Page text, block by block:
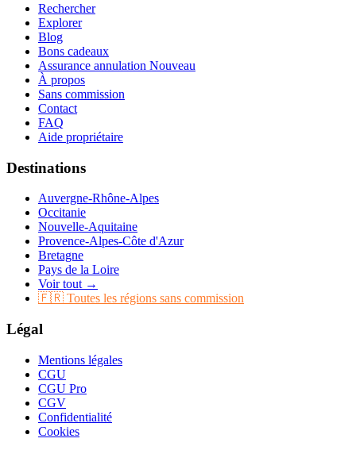
Rechercher
Explorer
Blog
Bons cadeaux
Assurance annulation Nouveau
À propos
Sans commission
Contact
FAQ
Aide propriétaire
Destinations
Auvergne-Rhône-Alpes
Occitanie
Nouvelle-Aquitaine
Provence-Alpes-Côte d'Azur
Bretagne
Pays de la Loire
Voir tout →
🇫🇷 Toutes les régions sans commission
Légal
Mentions légales
CGU
CGU Pro
CGV
Confidentialité
Cookies